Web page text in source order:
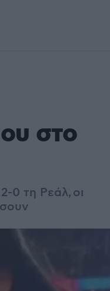
στο
0 τη Ρεάλ, οι